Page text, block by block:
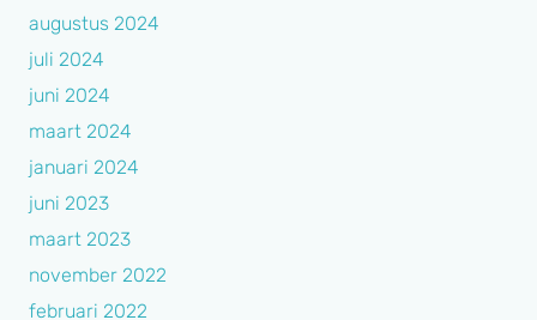
augustus 2024
juli 2024
juni 2024
maart 2024
januari 2024
juni 2023
maart 2023
november 2022
februari 2022